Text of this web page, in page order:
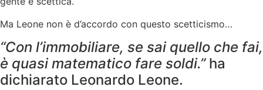
Ma Leone non è d’accordo con questo scetticismo…
“Con l’immobiliare, se sai quello che fai,
è quasi matematico fare soldi.”ha
dichiarato Leonardo Leone.